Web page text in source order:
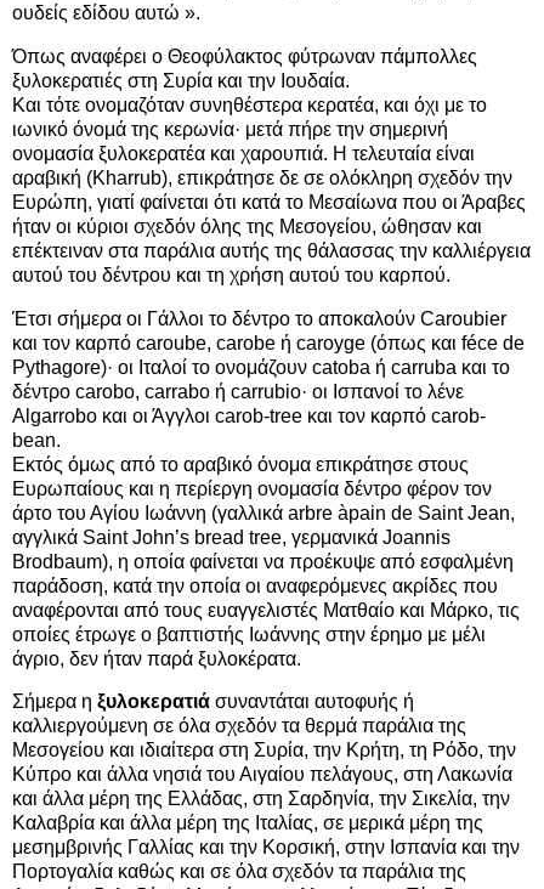
ουδείς εδίδου αυτώ ».
Όπως αναφέρει ο Θεοφύλακτος φύτρωναν πάμπολλες
ξυλοκερατιές στη Συρία και την Ιουδαία.
Και τότε ονομαζόταν συνηθέστερα κερατέα, και όχι με το
ιωνικό όνομά της κερωνία· μετά πήρε την σημερινή
ονομασία ξυλοκερατέα και χαρουπιά. Η τελευταία είναι
αραβική (Kharrub), επικράτησε δε σε ολόκληρη σχεδόν την
Ευρώπη, γιατί φαίνεται ότι κατά το Μεσαίωνα που οι Άραβες
ήταν οι κύριοι σχεδόν όλης της Μεσογείου, ώθησαν και
επέκτειναν στα παράλια αυτής της θάλασσας την καλλιέργεια
αυτού του δέντρου και τη χρήση αυτού του καρπού.
Έτσι σήμερα οι Γάλλοι το δέντρο το αποκαλούν Caroubier
και τον καρπό caroube, carobe ή caroyge (όπως και féce de
Pythagore)· οι Ιταλοί το ονομάζουν catoba ή carruba και το
δέντρο carobo, carrabo ή carrubio· οι Ισπανοί το λένε
Algarrobo και οι Άγγλοι carob-tree και τον καρπό carob-
bean.
Εκτός όμως από το αραβικό όνομα επικράτησε στους
Ευρωπαίους και η περίεργη ονομασία δέντρο φέρον τον
άρτο του Αγίου Ιωάννη (γαλλικά arbre àpain de Saint Jean,
αγγλικά Saint John’s bread tree, γερμανικά Joannis
Brodbaum), η οποία φαίνεται να προέκυψε από εσφαλμένη
παράδοση, κατά την οποία οι αναφερόμενες ακρίδες που
αναφέρονται από τους ευαγγελιστές Ματθαίο και Μάρκο, τις
οποίες έτρωγε ο βαπτιστής Ιωάννης στην έρημο με μέλι
άγριο, δεν ήταν παρά ξυλοκέρατα.
Σήμερα η ξυλοκερατιά συναντάται αυτοφυής ή
καλλιεργούμενη σε όλα σχεδόν τα θερμά παράλια της
Μεσογείου και ιδιαίτερα στη Συρία, την Κρήτη, τη Ρόδο, την
Κύπρο και άλλα νησιά του Αιγαίου πελάγους, στη Λακωνία
και άλλα μέρη της Ελλάδας, στη Σαρδηνία, την Σικελία, την
Καλαβρία και άλλα μέρη της Ιταλίας, σε μερικά μέρη της
μεσημβρινής Γαλλίας και την Κορσική, στην Ισπανία και την
Πορτογαλία καθώς και σε όλα σχεδόν τα παράλια της